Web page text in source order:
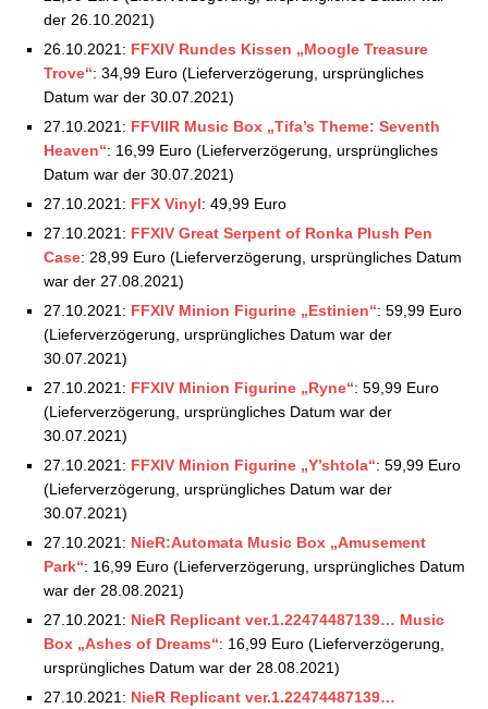
Square Enix Store: Aktuelle Vorbestellungen –
15.10.2021
Square Enix Store: Aktuelle Vorbestellungen –
22.10.2021
Square Enix Store: Aktuelle Vorbestellungen –
07.11.2021
Square Enix Store: Aktuelle Vorbestellungen –
14.11.2021
Square Enix Store: Aktuelle Vorbestellungen –
Square Enix Store: Aktuelle Vorbestellungen –
03.12.2021
Square Enix Store: Aktuelle Vorbestellungen –
14.12.2021
Square Enix Store: Aktuelle Vorbestellungen –
26.12.2021
der 26.10.2021)
26.10.2021: FFXIV Rundes Kissen „Moogle Treasure
Trove“: 34,99 Euro (Lieferverzögerung, ursprüngliches
Datum war der 30.07.2021)
27.10.2021: FFVIIR Music Box „Tifa’s Theme: Seventh
Heaven“: 16,99 Euro (Lieferverzögerung, ursprüngliches
Datum war der 30.07.2021)
27.10.2021: FFX Vinyl: 49,99 Euro
27.10.2021: FFXIV Great Serpent of Ronka Plush Pen
Case: 28,99 Euro (Lieferverzögerung, ursprüngliches Datum
war der 27.08.2021)
27.10.2021: FFXIV Minion Figurine „Estinien“: 59,99 Euro
(Lieferverzögerung, ursprüngliches Datum war der
30.07.2021)
27.10.2021: FFXIV Minion Figurine „Ryne“: 59,99 Euro
(Lieferverzögerung, ursprüngliches Datum war der
30.07.2021)
27.10.2021: FFXIV Minion Figurine „Y’shtola“: 59,99 Euro
(Lieferverzögerung, ursprüngliches Datum war der
30.07.2021)
27.10.2021: NieR:Automata Music Box „Amusement
Park“: 16,99 Euro (Lieferverzögerung, ursprüngliches Datum
war der 28.08.2021)
27.10.2021: NieR Replicant ver.1.22474487139… Music
Box „Ashes of Dreams“: 16,99 Euro (Lieferverzögerung,
ursprüngliches Datum war der 28.08.2021)
27.10.2021: NieR Replicant ver.1.22474487139…